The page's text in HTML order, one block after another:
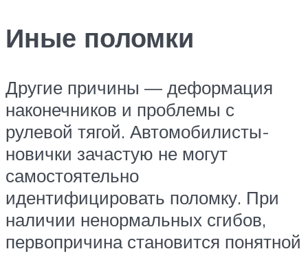
Иные поломки
Другие причины — деформация
наконечников и проблемы с
рулевой тягой. Автомобилисты-
новички зачастую не могут
самостоятельно
идентифицировать поломку. При
наличии ненормальных сгибов,
первопричина становится понятной